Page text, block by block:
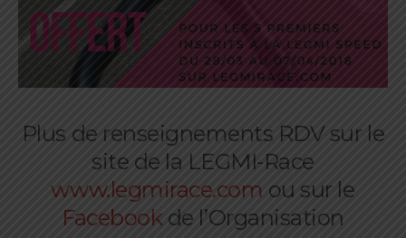
Plus de renseignements RDV sur le
site de la LEGMI-Race
www.legmirace.com ou sur le
Facebookde l’Organisation